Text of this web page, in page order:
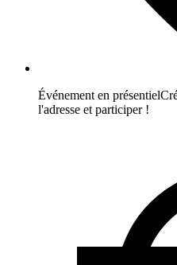
Événement en présentiel
l'adresse et participer !